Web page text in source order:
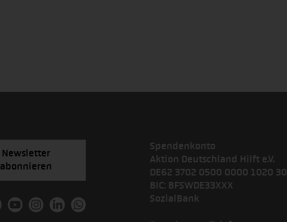
Newsletter
abonnieren
Spendenkonto
Aktion Deutschland Hilft e.V.
DE62 3702 0500 0000 1020 30
BIC: BFSWDE33XXX
SozialBank